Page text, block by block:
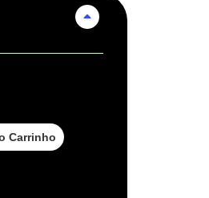
Carrinho